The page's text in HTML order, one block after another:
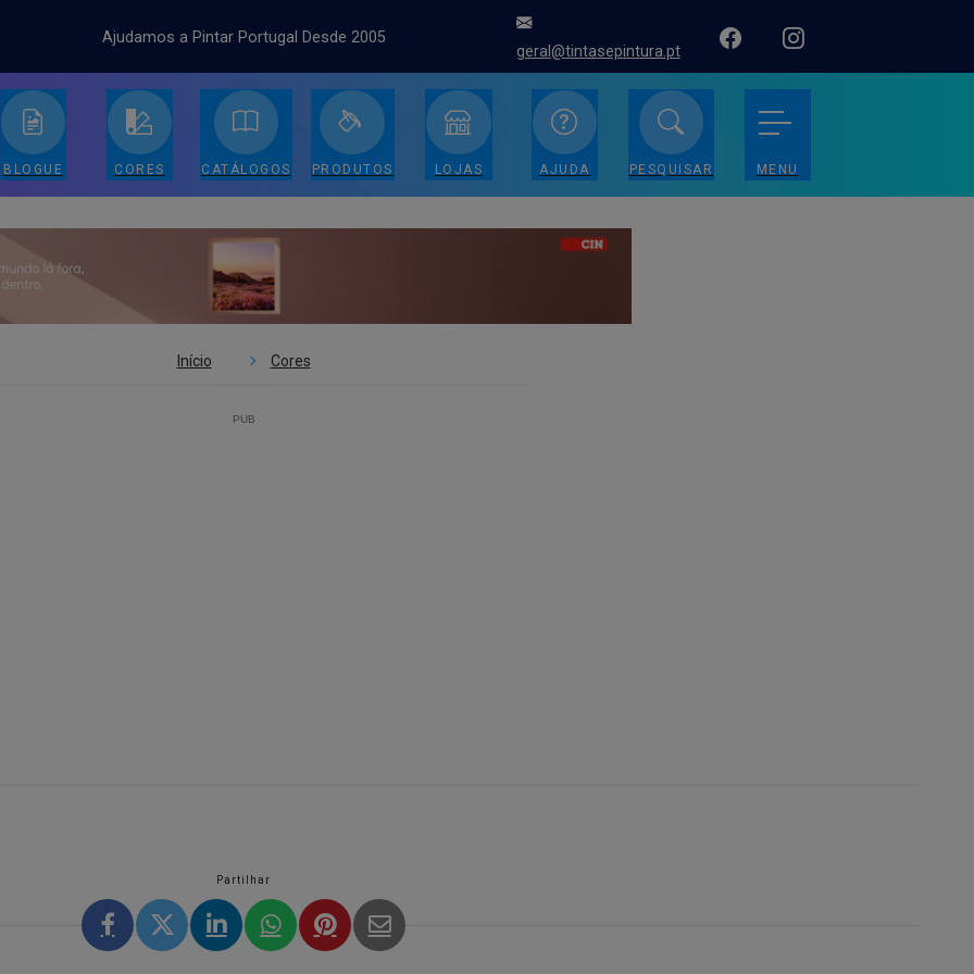
Ajudamos a Pintar Portugal Desde 2005
geral@tintasepintura.pt
BLOGUE CORES CATÁLOGOS PRODUTOS LOJAS AJUDA PESQUISAR MENU
Início Cores
Partilhar